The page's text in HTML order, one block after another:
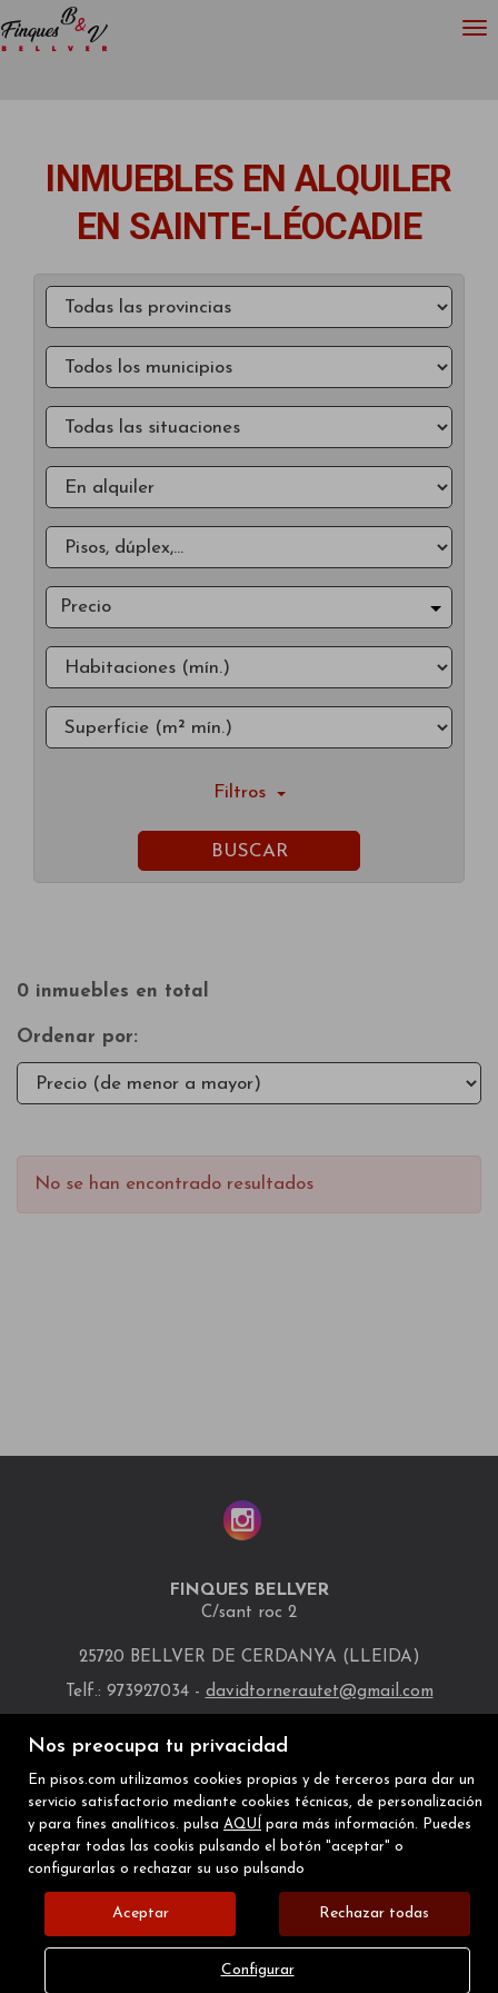
Nos preocupa tu privacidad
En pisos.com utilizamos cookies propias y de terceros para dar un
servicio satisfactorio mediante cookies técnicas, de personalización
y para fines analíticos. pulsa AQUÍ
para más información. Puedes
aceptar todas las cookis pulsando el botón "aceptar" o
configurarlas o rechazar su uso pulsando
Aceptar Rechazar todas
Configurar
INMUEBLES EN ALQUILER
EN SAINTE-LÉOCADIE
Precio
Filtros
BUSCAR
0 inmuebles en total
Ordenar por:
No se han encontrado resultados
FINQUES BELLVER
C/sant roc 2
25720 BELLVER DE CERDANYA (LLEIDA)
Telf.: 973927034 - davidtornerautet@gmail.com
INMUEBLES DESTACADOS MAPA WEB
POLÍTICA DE COOKIES